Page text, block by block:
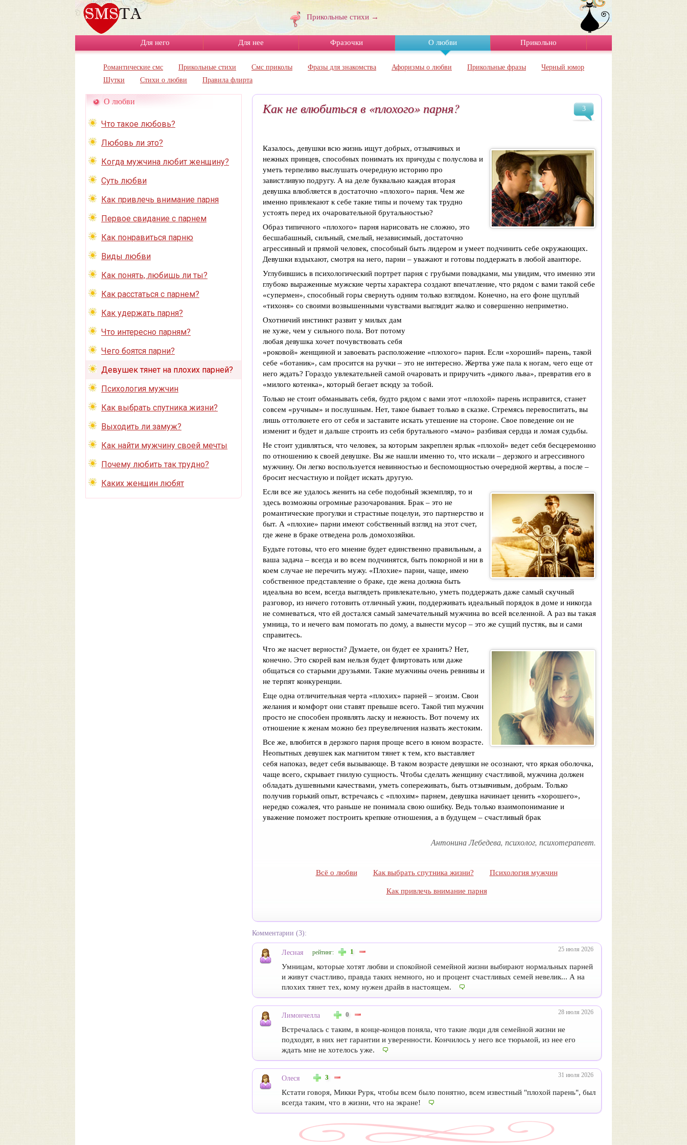
Прикольные стихи →
Для него Для нее Фразочки О любви Прикольно
Романтические смс Прикольные стихи Смс приколы Фразы для знакомства Афоризмы о любви Прикольные фразы
Черный юмор
Шутки
Стихи о любви Правила флирта
3
Как не влюбиться в «плохого» парня?
Казалось, девушки всю жизнь ищут добрых, отзывчивых и
нежных принцев, способных понимать их причуды с полуслова и
уметь терпеливо выслушать очередную историю про
завистливую подругу. А на деле буквально каждая вторая
девушка влюбляется в достаточно «плохого» парня. Чем же
именно привлекают к себе такие типы и почему так трудно
устоять перед их очаровательной брутальностью?
Образ типичного «плохого» парня нарисовать не сложно, это
бесшабашный, сильный, смелый, независимый, достаточно
агрессивный и прямой человек, способный быть лидером и умеет подчинить себе окружающих.
Девушки вздыхают, смотря на него, парни – уважают и готовы поддержать в любой авантюре.
Углубившись в психологический портрет парня с грубыми повадками, мы увидим, что именно эти
глубоко выраженные мужские черты характера создают впечатление, что рядом с вами такой себе
«супермен», способный горы свернуть одним только взглядом. Конечно, на его фоне щуплый
«тихоня» со своими возвышенными чувствами выглядит жалко и совершенно неприметно.
Охотничий инстинкт развит у милых дам
не хуже, чем у сильного пола. Вот потому
любая девушка хочет почувствовать себя
«роковой» женщиной и завоевать расположение «плохого» парня. Если «хороший» парень, такой
себе «ботаник», сам просится на ручки – это не интересно. Жертва уже пала к ногам, чего еще от
него ждать? Гораздо увлекательней самой очаровать и приручить «дикого льва», превратив его в
«милого котенка», который бегает всюду за тобой.
Только не стоит обманывать себя, будто рядом с вами этот «плохой» парень исправится, станет
совсем «ручным» и послушным. Нет, такое бывает только в сказке. Стремясь перевоспитать, вы
лишь оттолкнете его от себя и заставите искать утешение на стороне. Свое поведение он не
изменит и будет и дальше строить из себя брутального «мачо» разбивая сердца и ломая судьбы.
Не стоит удивляться, что человек, за которым закреплен ярлык «плохой» ведет себя бесцеремонно
по отношению к своей девушке. Вы же нашли именно то, что искали – дерзкого и агрессивного
мужчину. Он легко воспользуется невинностью и беспомощностью очередной жертвы, а после –
бросит несчастную и пойдет искать другую.
Если все же удалось женить на себе подобный экземпляр, то и
здесь возможны огромные разочарования. Брак – это не
романтические прогулки и страстные поцелуи, это партнерство и
быт. А «плохие» парни имеют собственный взгляд на этот счет,
где жене в браке отведена роль домохозяйки.
Будьте готовы, что его мнение будет единственно правильным, а
ваша задача – всегда и во всем подчинятся, быть покорной и ни в
коем случае не перечить мужу. «Плохие» парни, чаще, имею
собственное представление о браке, где жена должна быть
идеальна во всем, всегда выглядеть привлекательно, уметь поддержать даже самый скучный
разговор, из ничего готовить отличный ужин, поддерживать идеальный порядок в доме и никогда
не сомневаться, что ей достался самый замечательный мужчина во всей вселенной. А раз вы такая
умница, то и нечего вам помогать по дому, а вынести мусор – это же сущий пустяк, вы и сами
справитесь.
Что же насчет верности? Думаете, он будет ее хранить? Нет,
конечно. Это скорей вам нельзя будет флиртовать или даже
общаться со старыми друзьями. Такие мужчины очень ревнивы и
не терпят конкуренции.
Еще одна отличительная черта «плохих» парней – эгоизм. Свои
желания и комфорт они ставят превыше всего. Такой тип мужчин
просто не способен проявлять ласку и нежность. Вот почему их
отношение к женам можно без преувеличения назвать жестоким.
Все же, влюбится в дерзкого парня проще всего в юном возрасте.
Неопытных девушек как магнитом тянет к тем, кто выставляет
себя напоказ, ведет себя вызывающе. В таком возрасте девушки не осознают, что яркая оболочка,
чаще всего, скрывает гнилую сущность. Чтобы сделать женщину счастливой, мужчина должен
обладать душевными качествами, уметь сопереживать, быть отзывчивым, добрым. Только
получив горький опыт, встречаясь с «плохим» парнем, девушка начинает ценить «хорошего»,
нередко сожалея, что раньше не понимала свою ошибку. Ведь только взаимопонимание и
уважение поможет построить крепкие отношения, а в будущем – счастливый брак
Антонина Лебедева, психолог, психотерапевт.
Всё о любви Как выбрать спутника жизни? Психология мужчин
Как привлечь внимание парня
Комментарии (3):
Лесная рейтинг: 25 июля 2026
1
Умницам, которые хотят любви и спокойной семейной жизни выбирают нормальных парней
и живут счастливо, правда таких немного, но и процент счастливых семей невелик... А на
плохих тянет тех, кому нужен драйв в настоящем.
Лимончелла 28 июля 2026
0
Встречалась с таким, в конце-концов поняла, что такие люди для семейной жизни не
подходят, в них нет гарантии и уверенности. Кончилось у него все тюрьмой, из нее его
ждать мне не хотелось уже.
Олеся 31 июля 2026
3
Кстати говоря, Микки Рурк, чтобы всем было понятно, всем известный "плохой парень", был
всегда таким, что в жизни, что на экране!
О любви
Что такое любовь?
Любовь ли это?
Когда мужчина любит женщину?
Суть любви
Как привлечь внимание парня
Первое свидание с парнем
Как понравиться парню
Виды любви
Как понять, любишь ли ты?
Как расстаться с парнем?
Как удержать парня?
Что интересно парням?
Чего боятся парни?
Девушек тянет на плохих парней?
Психология мужчин
Как выбрать спутника жизни?
Выходить ли замуж?
Как найти мужчину своей мечты
Почему любить так трудно?
Каких женщин любят